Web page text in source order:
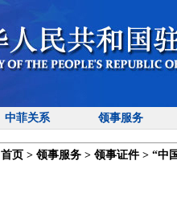
中菲关系 领事服务
首页 > 领事服务 > 领事证件> “中